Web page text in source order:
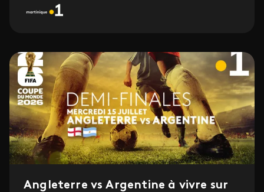
Angleterre vs Argentine à vivre sur